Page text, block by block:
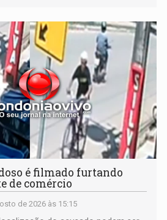
é filmado furtando
de comércio
de 2026 às 15:15